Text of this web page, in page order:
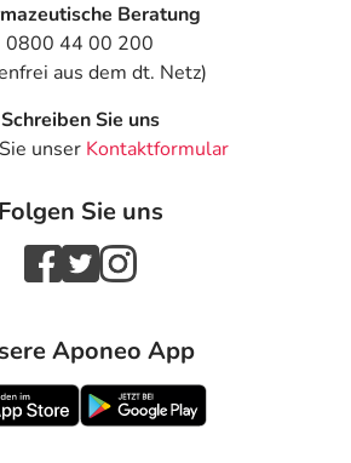
Beratung
0800 44 00 200
aus dem dt. Netz)
Schreiben Sie uns
unser Kontaktformular
Folgen Sie uns
Aponeo App